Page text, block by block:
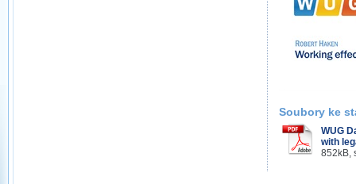
Soubory ke
WUG
with
852kB,